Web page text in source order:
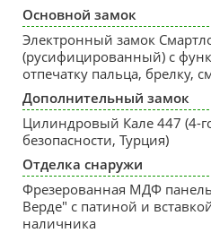
Основной замок
Электронный замок
(русифицированный) с
отпечатку пальца, брелку,
Дополнительный замок
Цилиндровый Кале 447 (4-
безопасности, Турция)
Отделка снаружи
Фрезерованная МДФ
Верде" с патиной и
наличника